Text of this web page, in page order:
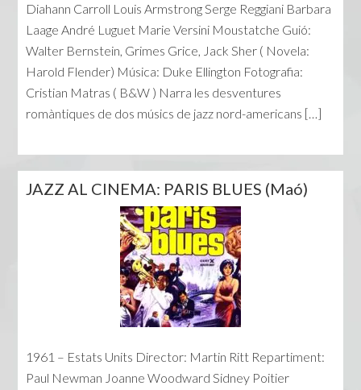
Diahann Carroll Louis Armstrong Serge Reggiani Barbara
Laage André Luguet Marie Versini Moustatche Guió:
Walter Bernstein, Grimes Grice, Jack Sher ( Novela:
Harold Flender) Música: Duke Ellington Fotografia:
Cristian Matras ( B&W ) Narra les desventures
romàntiques de dos músics de jazz nord-americans […]
JAZZ AL CINEMA: PARIS BLUES (Maó)
1961 – Estats Units Director: Martin Ritt Repartiment:
Paul Newman Joanne Woodward Sidney Poitier